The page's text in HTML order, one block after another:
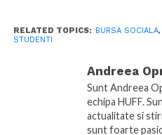
RELATED TOPICS: BURSA SOCIALA,
STUDENTI
Andreea
Sunt Andreea
echipa HUFF.
actualitate si
sunt foarte